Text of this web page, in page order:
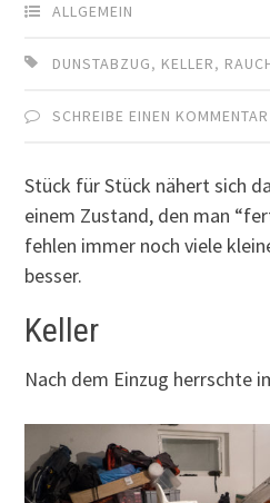
ALLGEMEIN
DUNSTABZUG, KELLER,
SCHREIBE EINEN KOMMENTAR
Stück für Stück nähert sich
einem Zustand, den man
fehlen immer noch viele
besser.
Keller
Nach dem Einzug herrschte